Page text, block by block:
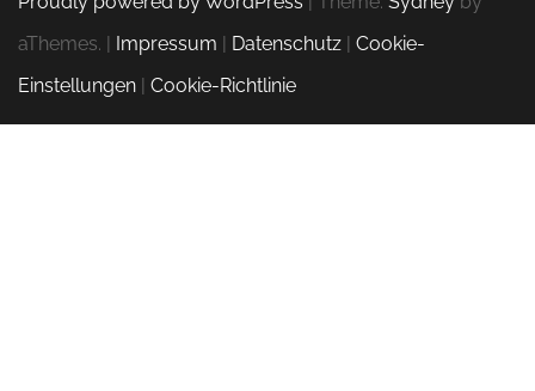
aThemes. | Impressum | Datenschutz | Cookie-
Einstellungen | Cookie-Richtlinie